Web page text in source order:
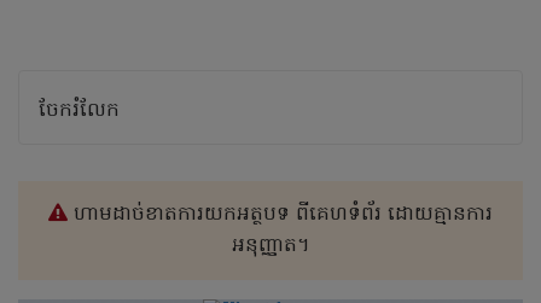
ចែករំលែក
ហាមដាច់ខាតការយកអត្ថបទ ពីគេហទំព័រ ដោយគ្មានការ
អនុញ្ញាត។